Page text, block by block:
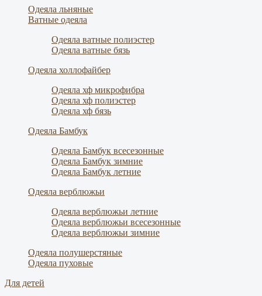
Одеяла льняные
Ватные одеяла
Одеяла ватные полиэстер
Одеяла ватные бязь
Одеяла холлофайбер
Одеяла хф микрофибра
Одеяла хф полиэстер
Одеяла хф бязь
Одеяла Бамбук
Одеяла Бамбук всесезонные
Одеяла Бамбук зимние
Одеяла Бамбук летние
Одеяла верблюжьи
Одеяла верблюжьи летние
Одеяла верблюжьи всесезонные
Одеяла верблюжьи зимние
Одеяла полушерстяные
Одеяла пуховые
Для детей